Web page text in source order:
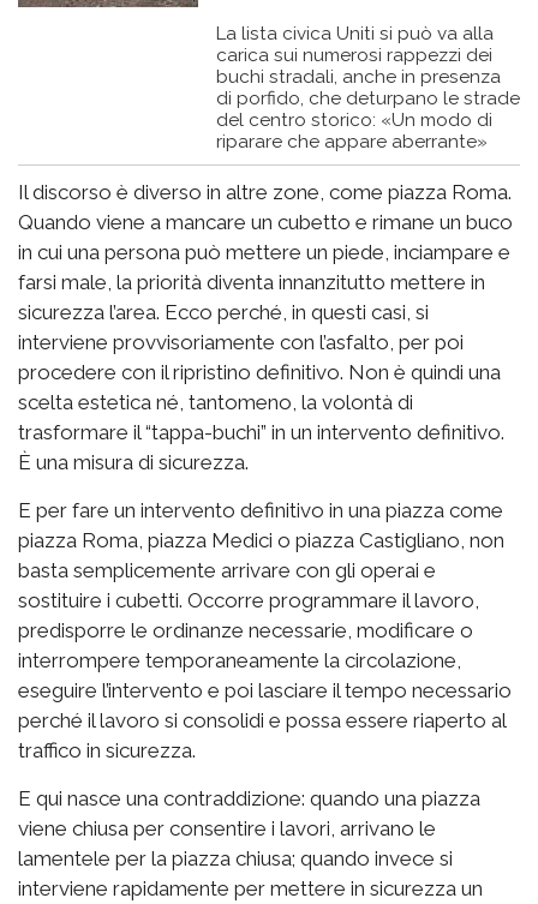
La lista civica Uniti si può va alla
carica sui numerosi rappezzi dei
buchi stradali, anche in presenza
di porfido, che deturpano le strade
del centro storico: «Un modo di
riparare che appare aberrante»
Il discorso è diverso in altre zone, come piazza Roma.
Quando viene a mancare un cubetto e rimane un buco
in cui una persona può mettere un piede, inciampare e
farsi male, la priorità diventa innanzitutto mettere in
sicurezza l’area. Ecco perché, in questi casi, si
interviene provvisoriamente con l’asfalto, per poi
procedere con il ripristino definitivo. Non è quindi una
scelta estetica né, tantomeno, la volontà di
trasformare il “tappa-buchi” in un intervento definitivo.
È una misura di sicurezza.
E per fare un intervento definitivo in una piazza come
piazza Roma, piazza Medici o piazza Castigliano, non
basta semplicemente arrivare con gli operai e
sostituire i cubetti. Occorre programmare il lavoro,
predisporre le ordinanze necessarie, modificare o
interrompere temporaneamente la circolazione,
eseguire l’intervento e poi lasciare il tempo necessario
perché il lavoro si consolidi e possa essere riaperto al
traffico in sicurezza.
E qui nasce una contraddizione: quando una piazza
viene chiusa per consentire i lavori, arrivano le
lamentele per la piazza chiusa; quando invece si
interviene rapidamente per mettere in sicurezza un